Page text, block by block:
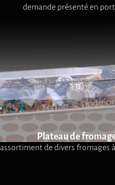
demande présenté en
Plateau de
assortiment de divers fromages